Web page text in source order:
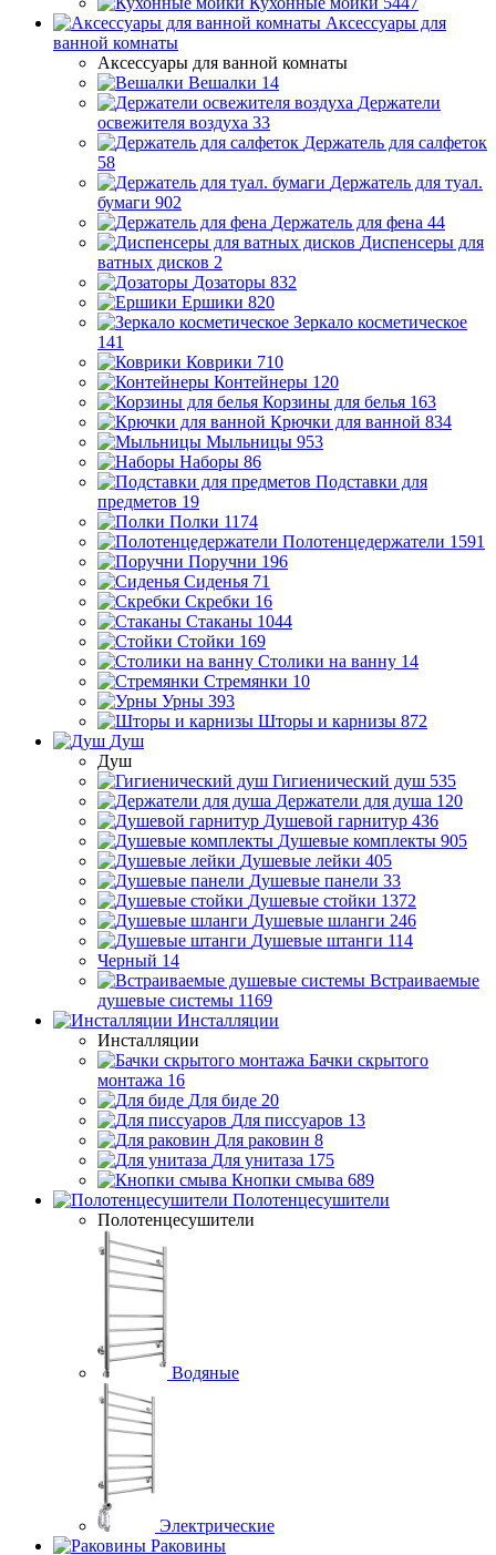
Аксессуары для
ванной комнаты
Аксессуары для ванной комнаты
Вешалки 14
Держатели
освежителя воздуха 33
Держатель для салфеток
58
Держатель для туал.
бумаги 902
Держатель для фена 44
Диспенсеры для
ватных дисков 2
Дозаторы 832
Ершики 820
Зеркало косметическое
141
Коврики 710
Контейнеры 120
Корзины для белья 163
Крючки для ванной 834
Мыльницы 953
Наборы 86
Подставки для
предметов 19
Полки 1174
Полотенцедержатели 1591
Поручни 196
Сиденья 71
Скребки 16
Стаканы 1044
Стойки 169
Столики на ванну 14
Стремянки 10
Урны 393
Шторы и карнизы 872
Душ
Душ
Гигиенический душ 535
Держатели для душа 120
Душевой гарнитур 436
Душевые комплекты 905
Душевые лейки 405
Душевые панели 33
Душевые стойки 1372
Душевые шланги 246
Душевые штанги 114
Черный 14
Встраиваемые
душевые системы 1169
Инсталляции
Инсталляции
Бачки скрытого
монтажа 16
Для биде 20
Для писсуаров 13
Для раковин 8
Для унитаза 175
Кнопки смыва 689
Полотенцесушители
Полотенцесушители
Водяные
Электрические
Раковины